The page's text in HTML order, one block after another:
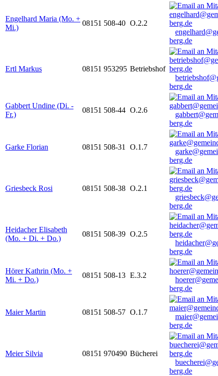
Engelhard Maria (Mo. +
Mi.)
08151 508-40 O.2.2
berg.de
Ertl Markus 08151 953295 Betriebshof
berg.de
Gabbert Undine (Di. -
Fr.)
08151 508-44 O.2.6
berg.de
Garke Florian 08151 508-31 O.1.7
berg.de
Griesbeck Rosi 08151 508-38 O.2.1
berg.de
Heidacher Elisabeth
(Mo. + Di. + Do.)
08151 508-39 O.2.5
berg.de
Hörer Kathrin (Mo. +
Mi. + Do.)
08151 508-13 E.3.2
berg.de
Maier Martin 08151 508-57 O.1.7
berg.de
Meier Silvia 08151 970490 Bücherei
berg.de